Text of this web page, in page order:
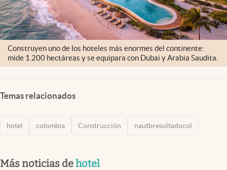
Construyen uno de los hoteles más enormes del continente:
mide 1.200 hectáreas y se equipara con Dubai y Arabia Saudita.
Temas relacionados
hotel colombia Construcción nautbresultadocol
Más noticias dehotel